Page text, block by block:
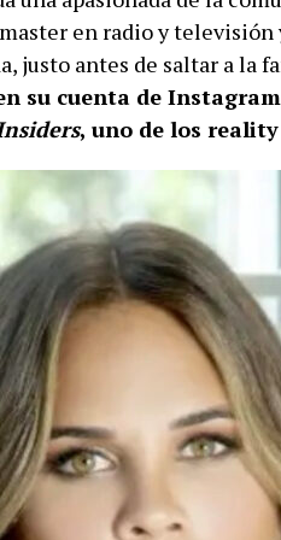
en radio y
justo antes de saltar a la
su cuenta de
, uno de los